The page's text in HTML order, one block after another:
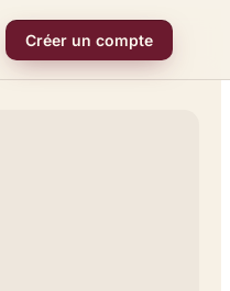
Créer un compte